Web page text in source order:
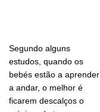
Segundo alguns
estudos, quando os
bebés estão a aprender
a andar, o melhor é
ficarem descalços o